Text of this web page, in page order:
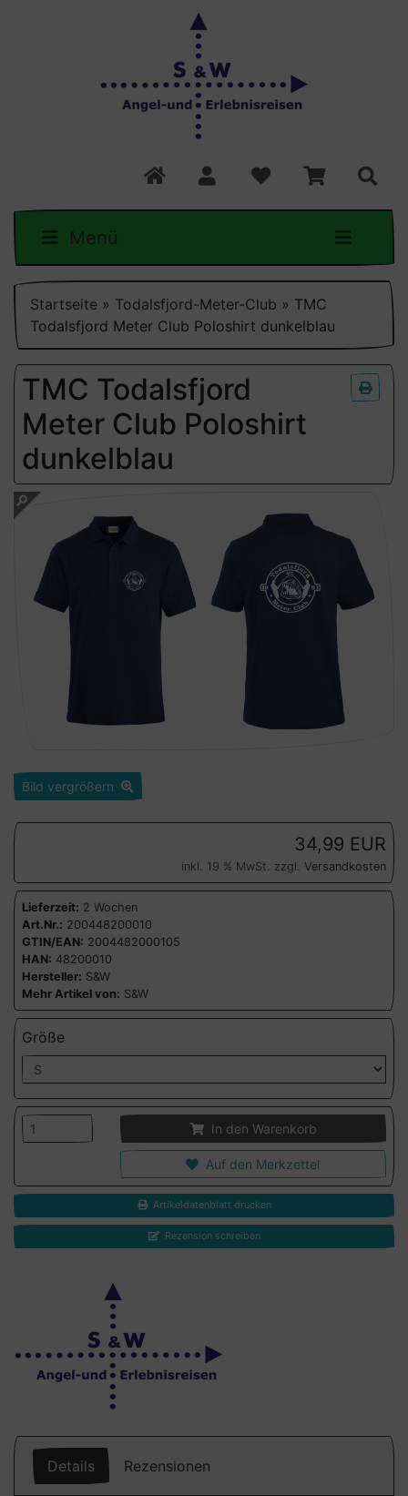
Menü
Startseite » Todalsfjord-Meter-Club » TMC
Todalsfjord Meter Club Poloshirt dunkelblau
TMC Todalsfjord
Meter Club Poloshirt
dunkelblau
Bild vergrößern
34,99 EUR
inkl. 19 % MwSt. zzgl. Versandkosten
Lieferzeit: 2 Wochen
Art.Nr.: 200448200010
GTIN/EAN: 2004482000105
HAN: 48200010
Hersteller: S&W
Mehr Artikel von: S&W
Größe
In den Warenkorb
Auf den Merkzettel
Artikeldatenblatt drucken
Rezension schreiben
Details Rezensionen